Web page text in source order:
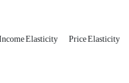
Elasticity Price Elasticity